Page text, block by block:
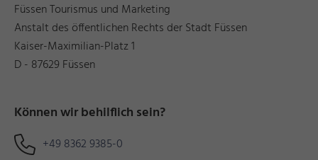
Füssen Tourismus und Marketing
Anstalt des öffentlichen Rechts der Stadt Füssen
Kaiser-Maximilian-Platz 1
D - 87629 Füssen
Können wir behilflich sein?
+49 8362 9385-0